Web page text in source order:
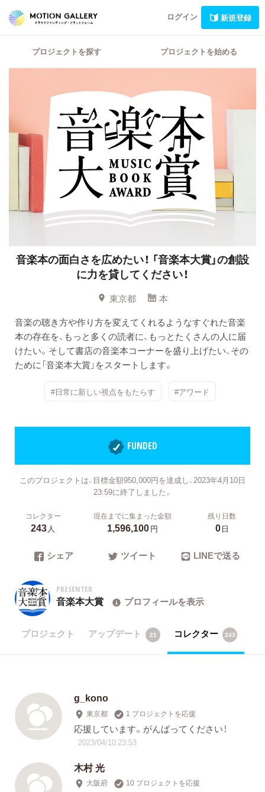
ログイン 新規登録
プロジェクトを探す プロジェクトを始める
音楽本の面白さを広めたい！ 「音楽本大賞」の創設
に力を貸してください！
東京都
本
音楽の聴き方や作り方を変えてくれるようなすぐれた音楽
本の存在を、もっと多くの読者に、もっとたくさんの人に届
けたい。そして書店の音楽本コーナーを盛り上げたい、その
ために「音楽本大賞」をスタートします。
#日常に新しい視点をもたらす #アワード
FUNDED
このプロジェクトは、目標金額950,000円を達成し、2023年4月10日
23:59に終了しました。
コレクター
243人
現在までに集まった金額
1,596,100円
残り日数
0日
シェア ツイート LINEで送る
PRESENTER
音楽本大賞 プロフィールを表示
プロジェクト アップデート 21 コレクター 243
g_kono
東京都 1 プロジェクトを応援
応援しています。がんばってください！
2023/04/10 23:53
木村 光
大阪府 10 プロジェクトを応援